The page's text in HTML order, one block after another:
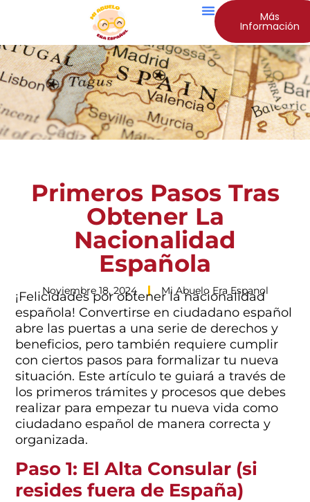
Más
Información
Primeros Pasos Tras
Obtener La
Nacionalidad
Española
Noviembre 18, 2024 Mi Abuelo Era Espanol
¡Felicidades por obtener la nacionalidad
española! Convertirse en ciudadano español
abre las puertas a una serie de derechos y
beneficios, pero también requiere cumplir
con ciertos pasos para formalizar tu nueva
situación. Este artículo te guiará a través de
los primeros trámites y procesos que debes
realizar para empezar tu nueva vida como
ciudadano español de manera correcta y
organizada.
Paso 1: El Alta Consular (si
resides fuera de España)